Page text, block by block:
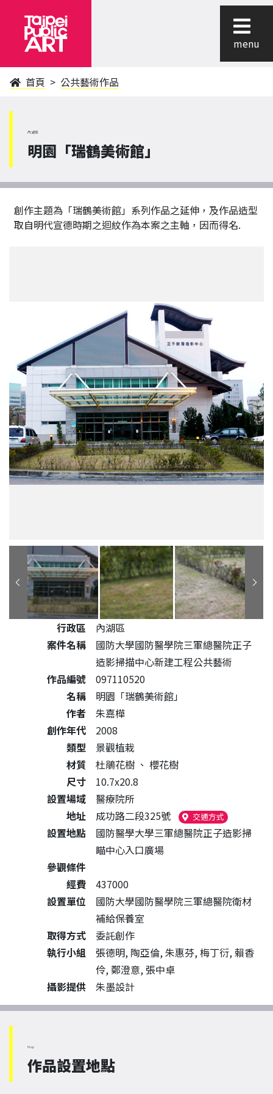
menu
首頁 公共藝術作品
內湖區
明園「瑞鶴美術館」
創作主題為「瑞鶴美術館」系列作品之延伸，及作品造型
取自明代宣德時期之迴紋作為本案之主軸，因而得名.
公共藝術作品詳細資料
行政區
內湖區
案件名稱
國防大學國防醫學院三軍總醫院正子
造影掃描中心新建工程公共藝術
作品編號
097110520
名稱
明園「瑞鶴美術館」
作者
朱嘉樺
創作年代
2008
類型
景觀植栽
材質
杜鵑花樹 、 櫻花樹
尺寸
10.7x20.8
設置場域
醫療院所
地址
成功路二段325號 交通方式（另開新視窗
設置地點
國防醫學大學三軍總醫院正子造影掃
瞄中心入口廣場
參觀條件
經費
437000
設置單位
國防大學國防醫學院三軍總醫院衛材
補給保養室
取得方式
委託創作
執行小組
張德明, 陶亞倫, 朱惠芬, 梅丁衍, 賴香
伶, 鄭澄意, 張中卓
攝影提供
朱墨設計
Map
作品設置地點